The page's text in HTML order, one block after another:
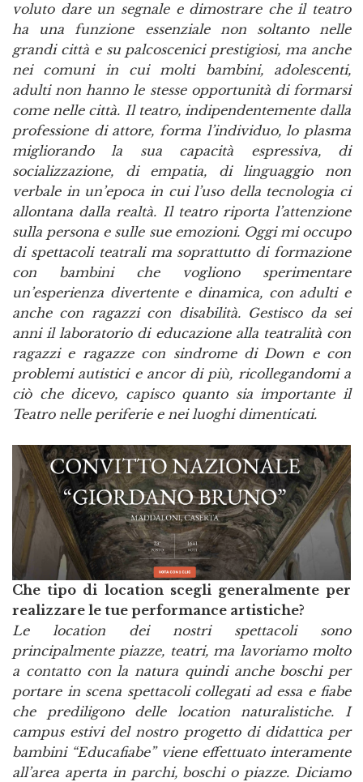
voluto dare un segnale e dimostrare che il teatro
ha una funzione essenziale non soltanto nelle
grandi città e su palcoscenici prestigiosi, ma anche
nei comuni in cui molti bambini, adolescenti,
adulti non hanno le stesse opportunità di formarsi
come nelle città. Il teatro, indipendentemente dalla
professione di attore, forma l’individuo, lo plasma
migliorando la sua capacità espressiva, di
socializzazione, di empatia, di linguaggio non
verbale in un’epoca in cui l’uso della tecnologia ci
allontana dalla realtà. Il teatro riporta l’attenzione
sulla persona e sulle sue emozioni. Oggi mi occupo
di spettacoli teatrali ma soprattutto di formazione
con bambini che vogliono sperimentare
un’esperienza divertente e dinamica, con adulti e
anche con ragazzi con disabilità. Gestisco da sei
anni il laboratorio di educazione alla teatralità con
ragazzi e ragazze con sindrome di Down e con
problemi autistici e ancor di più, ricollegandomi a
ciò che dicevo, capisco quanto sia importante il
Teatro nelle periferie e nei luoghi dimenticati.
Che tipo di location scegli generalmente per
realizzare le tue performance artistiche?
Le location dei nostri spettacoli sono
principalmente piazze, teatri, ma lavoriamo molto
a contatto con la natura quindi anche boschi per
portare in scena spettacoli collegati ad essa e fiabe
che prediligono delle location naturalistiche. I
campus estivi del nostro progetto di didattica per
bambini “Educafiabe” viene effettuato interamente
all’area aperta in parchi, boschi o piazze. Diciamo